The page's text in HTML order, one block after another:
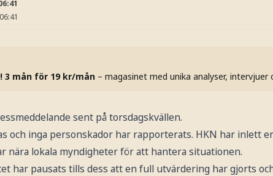
3 mån för 19 kr/mån – magasinet med unika analyser, intervjuer
sent på torsdagskvällen.
och inga personskador har rapporterats. HKN har inlett
nära lokala myndigheter för att hantera situationen.
har pausats tills dess att en full utvärdering har gjorts